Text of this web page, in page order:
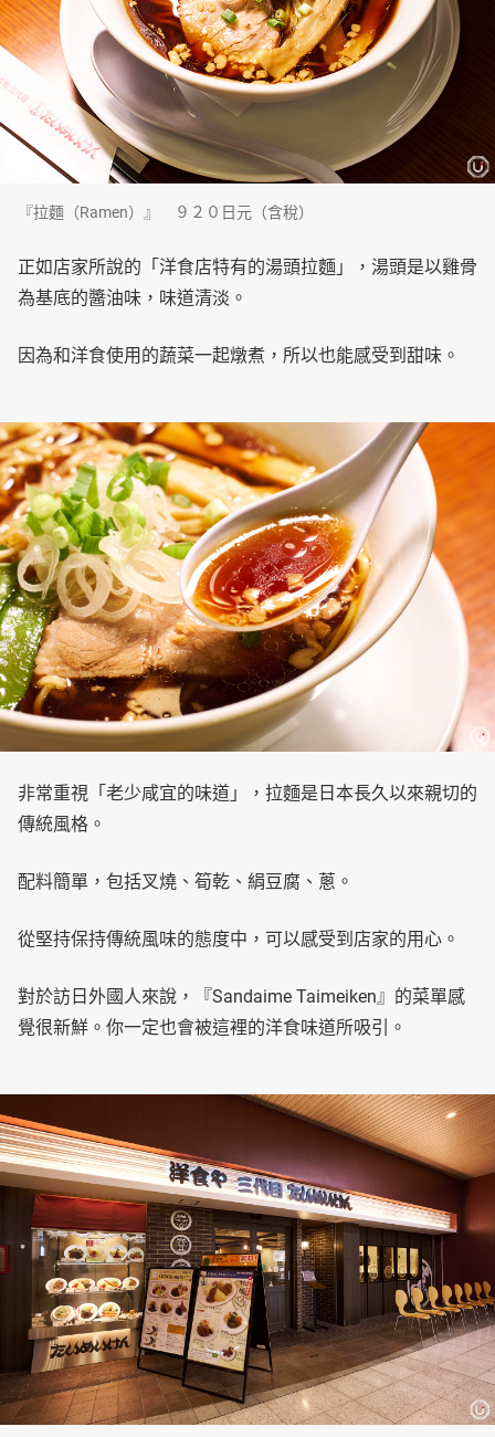
『拉麵（Ramen）』 ９２０日元（含稅）
正如店家所說的「洋食店特有的湯頭拉麵」，湯頭是以雞骨
為基底的醬油味，味道清淡。
因為和洋食使用的蔬菜一起燉煮，所以也能感受到甜味。
非常重視「老少咸宜的味道」，拉麵是日本長久以來親切的
傳統風格。
配料簡單，包括叉燒、筍乾、絹豆腐、蔥。
從堅持保持傳統風味的態度中，可以感受到店家的用心。
對於訪日外國人來說，『Sandaime Taimeiken』的菜單感
覺很新鮮。你一定也會被這裡的洋食味道所吸引。